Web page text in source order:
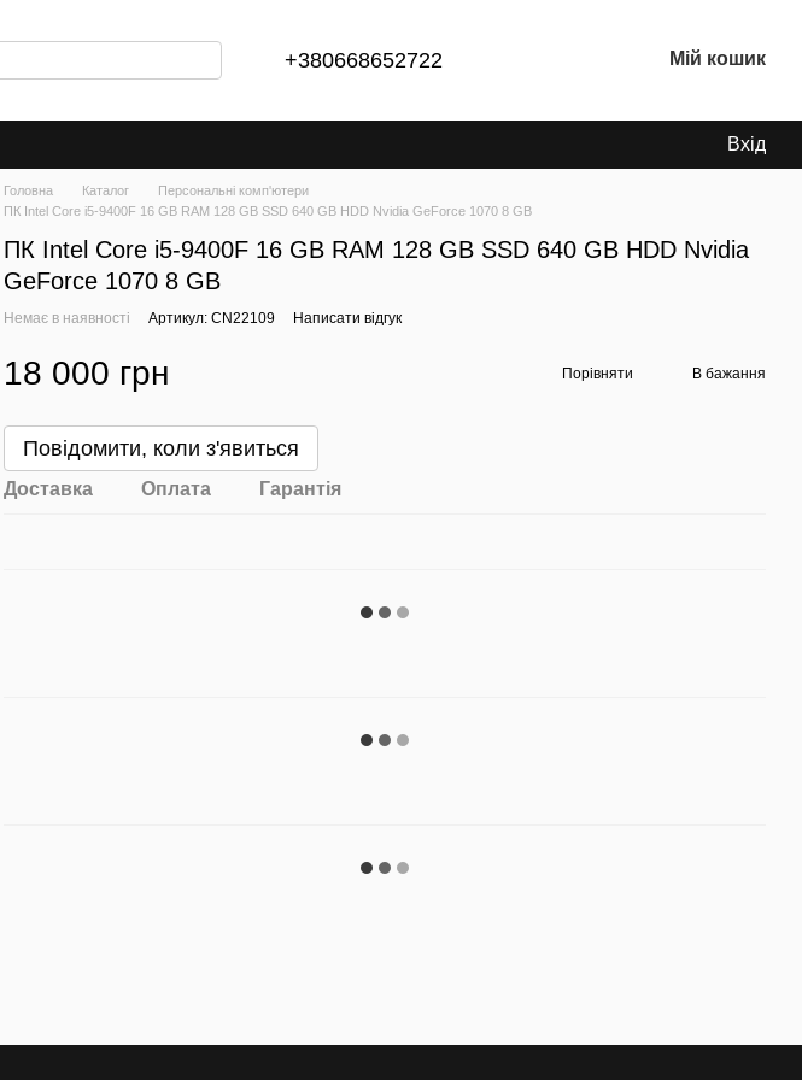
+380668652722 Мій кошик
Вхід
Головна Каталог
Персональні комп'ютери
ПК Intel Core i5-9400F 16 GB RAM 128 GB SSD 640 GB HDD Nvidia GeForce 1070 8 GB
ПК Intel Core i5-9400F 16 GB RAM 128 GB SSD 640 GB HDD Nvidia
GeForce 1070 8 GB
Немає в наявності Артикул: CN22109 Написати відгук
18 000 грн Порівняти В бажання
Повідомити, коли з'явиться
Доставка Оплата Гарантія